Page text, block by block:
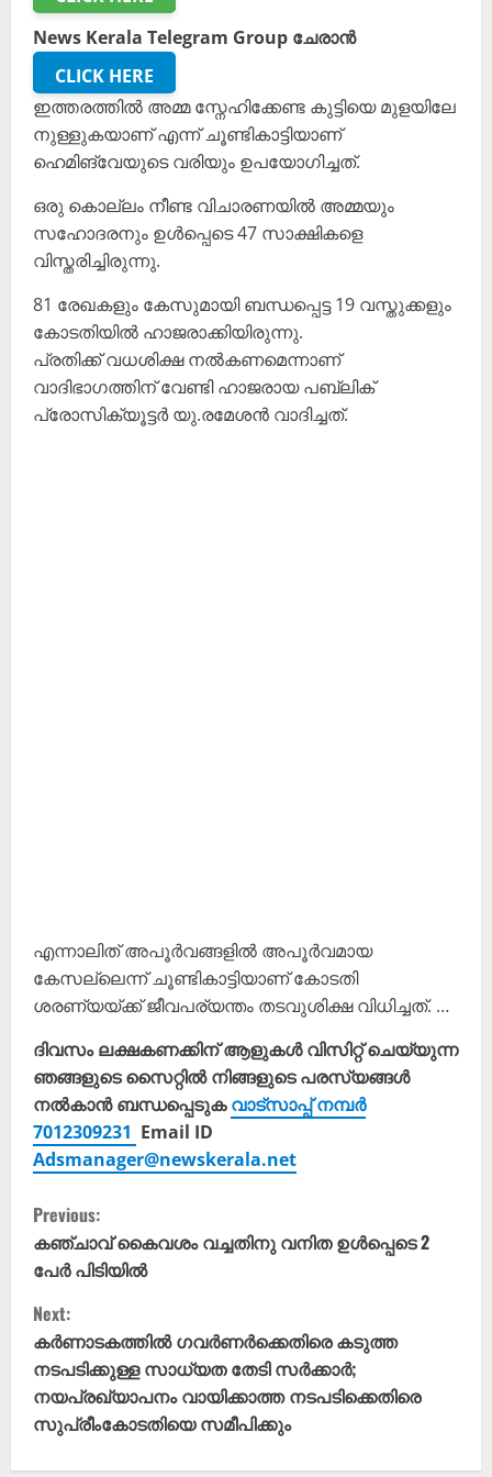
News Kerala Telegram Group ചേരാൻ
CLICK HERE
ഇത്തരത്തിൽ അമ്മ സ്നേഹിക്കേണ്ട കുട്ടിയെ മുളയിലേ
നുള്ളുകയാണ് എന്ന് ചൂണ്ടികാട്ടിയാണ്
ഹെമിങ്‌വേയുടെ വരിയും ഉപയോഗിച്ചത്.
ഒരു കൊല്ലം നീണ്ട വിചാരണയിൽ അമ്മയും
സഹോദരനും ഉൾപ്പെടെ 47 സാക്ഷികളെ
വിസ്തരിച്ചിരുന്നു.
81 രേഖകളും കേസുമായി ബന്ധപ്പെട്ട 19 വസ്തുക്കളും
കോടതിയിൽ ഹാജരാക്കിയിരുന്നു.
പ്രതിക്ക് വധശിക്ഷ നൽകണമെന്നാണ്
വാദിഭാഗത്തിന് വേണ്ടി ഹാജരായ പബ്ലിക്
പ്രോസിക്യൂട്ടർ യു.രമേശൻ വാദിച്ചത്.
എന്നാലിത് അപൂർവങ്ങളിൽ അപൂർവമായ
കേസല്ലെന്ന് ചൂണ്ടികാട്ടിയാണ് കോടതി
ശരണ്യയ്ക്ക് ജീവപര്യന്തം തടവുശിക്ഷ വിധിച്ചത്. …
ദിവസം ലക്ഷകണക്കിന് ആളുകൾ വിസിറ്റ് ചെയ്യുന്ന
ഞങ്ങളുടെ സൈറ്റിൽ നിങ്ങളുടെ പരസ്യങ്ങൾ
നൽകാൻ ബന്ധപ്പെടുകവാട്സാപ്പ് നമ്പർ
7012309231 Email ID
Adsmanager@newskerala.net
C
o
n
t
i
n
Previous:
കഞ്ചാവ് കൈവശം വച്ചതിനു വനിത ഉൾപ്പെടെ 2
പേർ പിടിയിൽ
Next:
കർണാടകത്തിൽ ഗവർണർക്കെതിരെ കടുത്ത
നടപടിക്കുള്ള സാധ്യത തേടി സർക്കാർ;
നയപ്രഖ്യാപനം വായിക്കാത്ത നടപടിക്കെതിരെ
സുപ്രീംകോടതിയെ സമീപിക്കും